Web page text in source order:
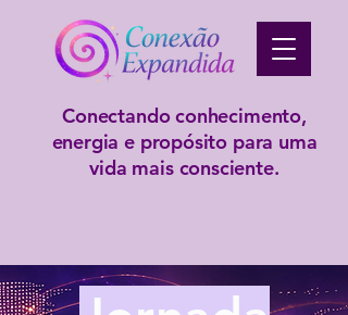
Conectando conhecimento,
energia e propósito para uma
vida mais consciente.